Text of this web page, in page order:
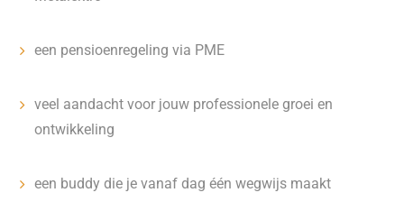
een pensioenregeling via PME
veel aandacht voor jouw professionele groei en
ontwikkeling
een buddy die je vanaf dag één wegwijs maakt